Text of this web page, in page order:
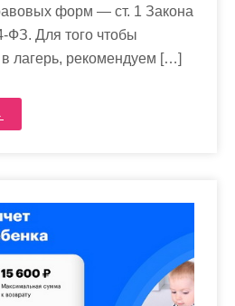
форм — ст. 1 Закона
ФЗ. Для того чтобы
лагерь, рекомендуем […]